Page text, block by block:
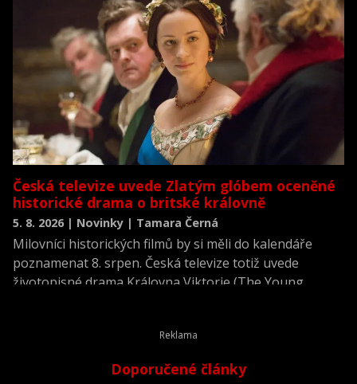
Česká televize uvede Zlatým glóbem oceněné
historické drama o britské královně
5. 8. 2026 | Novinky | Tamara Černá
Milovníci historických filmů by si měli do kalendáře
poznamenat 8. srpen. Česká televize totiž uvede
životopisné drama Královna Viktorie (The Young
Doporučené články